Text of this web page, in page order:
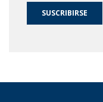
SUSCRIBIRSE